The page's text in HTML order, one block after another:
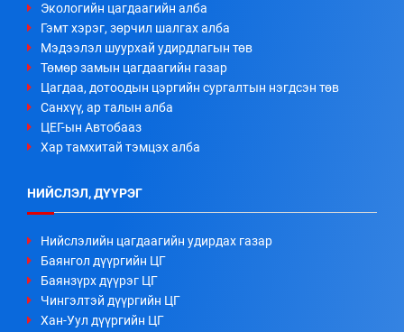
Экологийн цагдаагийн алба
Гэмт хэрэг, зөрчил шалгах алба
Мэдээлэл шуурхай удирдлагын төв
Төмөр замын цагдаагийн газар
Цагдаа, дотоодын цэргийн сургалтын нэгдсэн төв
Санхүү, ар талын алба
ЦЕГ-ын Автобааз
Хар тамхитай тэмцэх алба
НИЙСЛЭЛ, ДҮҮРЭГ
Нийслэлийн цагдаагийн удирдах газар
Баянгол дүүргийн ЦГ
Баянзүрх дүүрэг ЦГ
Чингэлтэй дүүргийн ЦГ
Хан-Уул дүүргийн ЦГ